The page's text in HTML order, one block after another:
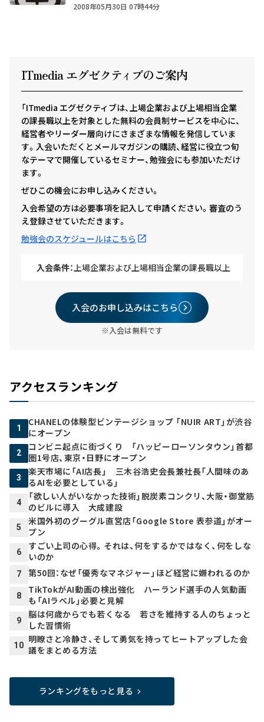
2008年05月30日 07時44分
ITmedia エグゼクティ ブのご案内
「ITmedia エグゼクティブは、上場企業および上場相当企業
の課長職以上を対象とした無料の会員制サービスを中心に、
経営者やリーダー層向けにさまざまな情報を発信していま
す。入会いただくとメールマガジンの購読、経営に役立つ旬
なテーマで開催しているセミナー、勉強会にも参加いただけ
ます。
ぜひこの機会にお申し込みください。
入会希望の方は必要事項を記入して申請ください。審査のう
え登録させていただきます。
勉強会のスケジュールはこちら
入会条件： 上場企業および上場相当企業の課長職以上
入会のお申し込みはこちら
※入会は無料です
アクセスランキング
1
CHANELの体験型ビンテージショップ 「NUIR ART」が渋谷
にオープン
2
コンビニ起点に街づくり 「ハッピーローソンタウン」首都
圏1号店、東京・日野にオープン
3
楽天市場に「AI店長」 三木谷浩史会長兼社長「人間味のあ
るAIを必要としている」
4
「欲しい人がいなかった技術」脱炭素コンクリ、大阪・御堂筋
のビルに導入 大成建設
5
米国外初のグーグル直営店「Google Store 表参道」がオー
プン
6
すごい上司の心得。それは、何をするかではなく、何をしな
いのか
7 第50回：なぜ「優秀なマネジャー」ほど経営に嫌われるのか
8
TikTokがAI動画の検出強化 ハーランド選手の人気動画
も「AIラベル」必要と見解
9
脳は何歳からでも若くなる 若さを維持する人のちょっと
した習慣術
10
明瞭さと冷静さ、そして勇気を持ってヒートアップした会
議をまとめる方法
ランキングをもっと見る